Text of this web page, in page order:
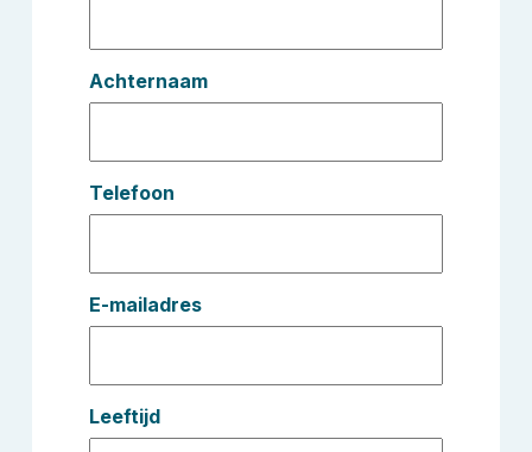
Achternaam
Telefoon
E-mailadres
Leeftijd